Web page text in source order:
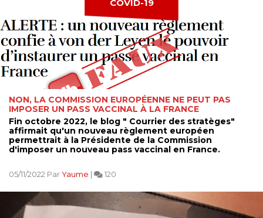
COVID-19
NON, LA COMMISSION EUROPÉENNE NE PEUT PAS
IMPOSER UN PASS VACCINAL À LA FRANCE
Fin octobre 2022, le blog " Courrier des stratèges"
affirmait qu'un nouveau règlement européen
permettrait à la Présidente de la Commission
d'imposer un nouveau pass vaccinal en France.
05/11/2022 ParYaume | 120